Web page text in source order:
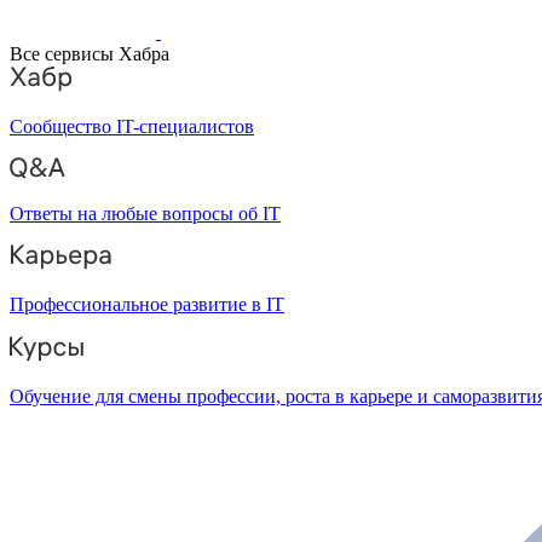
Все сервисы Хабра
Сообщество IT-специалистов
Ответы на любые вопросы об IT
Профессиональное развитие в IT
Обучение для смены профессии, роста в карьере и